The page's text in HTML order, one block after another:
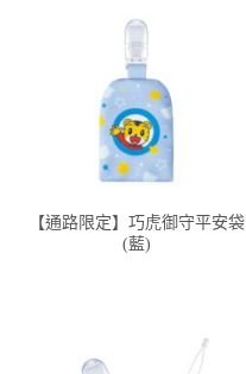
【通路限定】巧虎御守平安袋
(藍)